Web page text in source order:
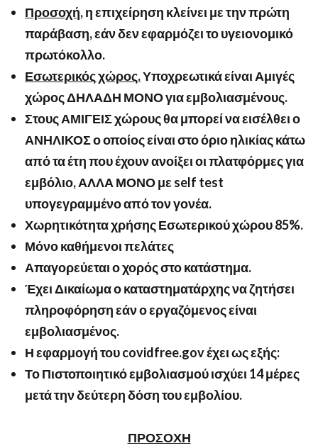
Προσοχή, η επιχείρηση κλείνει με την πρώτη
παράβαση, εάν δεν εφαρμόζει το υγειονομικό
πρωτόκολλο.
Εσωτερικός χώρος.Υποχρεωτικά είναι Αμιγές
χώρος ΔΗΛΑΔΗ ΜΟΝΟ για εμβολιασμένους.
Στους ΑΜΙΓΕΙΣ χώρους θα μπορεί να εισέλθει ο
ΑΝΗΛΙΚΟΣ ο οποίος είναι στο όριο ηλικίας κάτω
από τα έτη που έχουν ανοίξει οι πλατφόρμες για
εμβόλιο, ΑΛΛΑ ΜΟΝΟ με self test
υπογεγραμμένο από τον γονέα.
Χωρητικότητα χρήσης Εσωτερικού χώρου 85%.
Μόνο καθήμενοι πελάτες
Απαγορεύεται ο χορός στο κατάστημα.
Έχει Δικαίωμα ο καταστηματάρχης να ζητήσει
πληροφόρηση εάν ο εργαζόμενος είναι
εμβολιασμένος.
Η εφαρμογή τουcovidfree.govέχει ως εξής:
Το Πιστοποιητικό εμβολιασμού ισχύει 14 μέρες
μετά την δεύτερη δόση του εμβολίου.
ΠΡΟΣΟΧΗ